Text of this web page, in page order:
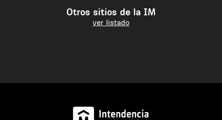
Otros sitios de la IM
ver listado